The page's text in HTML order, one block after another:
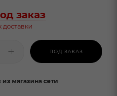
заказ
доставки
ПОД ЗАКАЗ
магазина сети